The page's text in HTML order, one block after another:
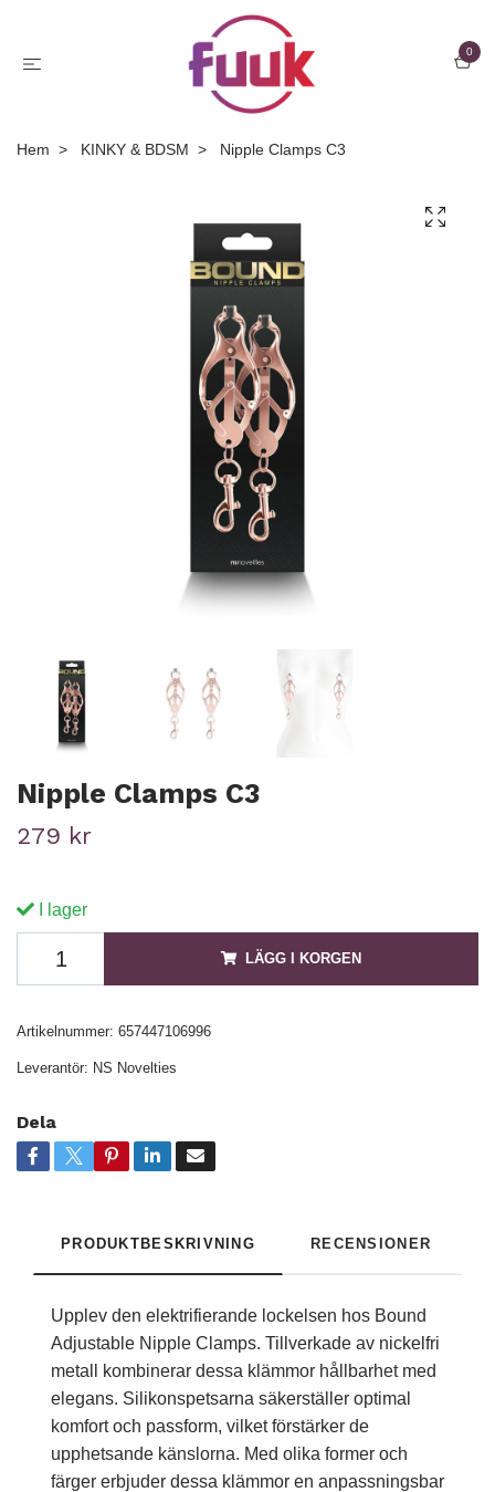
0
Hem KINKY & BDSM Nipple Clamps C3
Nipple Clamps C3
279 kr
I lager
LÄGG I KORGEN
Artikelnummer: 657447106996
Leverantör: NS Novelties
Dela
PRODUKTBESKRIVNING RECENSIONER
Upplev den elektrifierande lockelsen hos Bound
Adjustable Nipple Clamps. Tillverkade av nickelfri
metall kombinerar dessa klämmor hållbarhet med
elegans. Silikonspetsarna säkerställer optimal
komfort och passform, vilket förstärker de
upphetsande känslorna. Med olika former och
färger erbjuder dessa klämmor en anpassningsbar